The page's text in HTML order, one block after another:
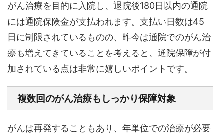
がん治療を目的に入院し、退院後180日以内の通院
には通院保険金が支払われます。支払い日数は45
日に制限されているものの、昨今は通院でのがん治
療も増えてきていることを考えると、通院保障が付
加されている点は非常に嬉しいポイントです。
複数回のがん治療もしっかり保障対象
がんは再発することもあり、年単位での治療が必要